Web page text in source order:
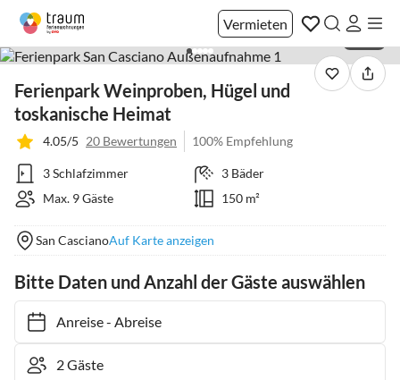
Vermieten
Ferienpark Weinproben, Hügel und
toskanische Heimat
4.05/5 20 Bewertungen 100% Empfehlung
3 Schlafzimmer
3 Bäder
Max. 9 Gäste
150 m²
San CascianoAuf Karte anzeigen
Bitte Daten und Anzahl der Gäste auswählen
Anreise- Abreise